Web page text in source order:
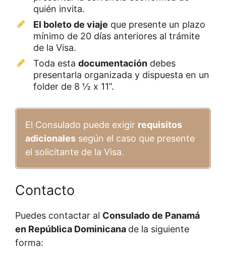
quién invita.
El boleto de viaje que presente un plazo
mínimo de 20 días anteriores al trámite
de la Visa.
Toda esta documentación debes
presentarla organizada y dispuesta en un
folder de 8 ½ x 11”.
El Consulado puede exigir requisitos
adicionales según el caso que presente
el solicitante de la Visa.
Contacto
Puedes contactar al Consulado de Panamá
en República Dominicana de la siguiente
forma: